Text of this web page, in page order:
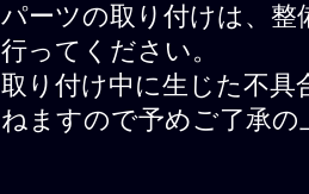
パーツの取り付けは、整
行ってください。
取り付け中に生じた不具
ねますので予めご了承